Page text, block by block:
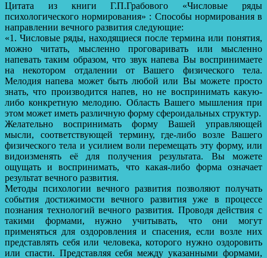
Цитата из книги Г.П.Грабового «Числовые ряды
психологического нормирования» : Способы нормирования в
направлении вечного развития следующие:
«1. Числовые ряды, находящиеся после термина или понятия,
можно читать, мысленно проговаривать или мысленно
напевать таким образом, что звук напева Вы воспринимаете
на некотором отдалении от Вашего физического тела.
Мелодия напева может быть любой или Вы можете просто
знать, что производится напев, но не воспринимать какую-
либо конкретную мелодию. Область Вашего мышления при
этом может иметь различную форму сфероидальных структур.
Желательно воспринимать форму Вашей управляющей
мысли, соответствующей термину, где-либо возле Вашего
физического тела и усилием воли перемещать эту форму, или
видоизменять её для получения результата. Вы можете
ощущать и воспринимать, что какая-либо форма означает
результат вечного развития.
Методы психологии вечного развития позволяют получать
события достижимости вечного развития уже в процессе
познания технологий вечного развития. Проводя действия с
такими формами, нужно учитывать, что они могут
применяться для оздоровления и спасения, если возле них
представлять себя или человека, которого нужно оздоровить
или спасти. Представляя себя между указанными формами,